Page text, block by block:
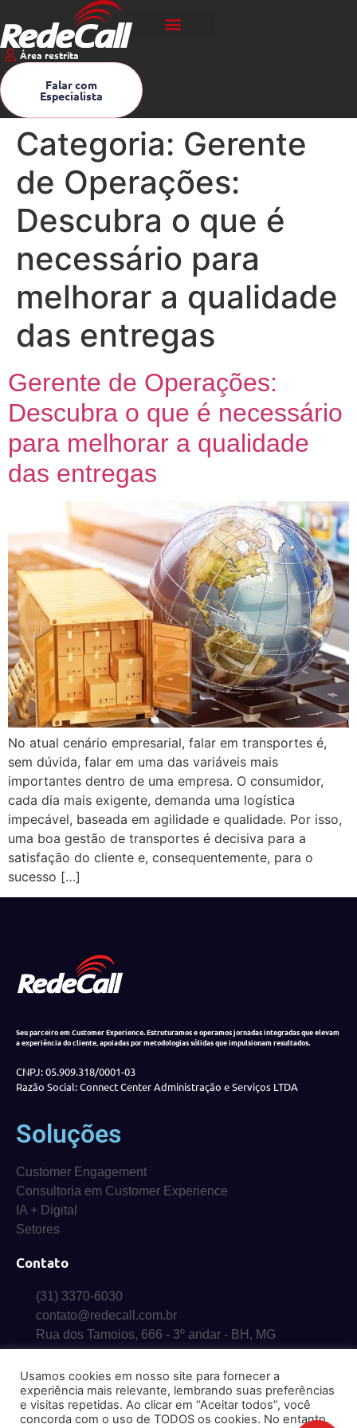
Área restrita
Falar com
Especialista
Categoria: Gerente
de Operações:
Descubra o que é
necessário para
melhorar a qualidade
das entregas
Gerente de Operações:
Descubra o que é necessário
para melhorar a qualidade
das entregas
No atual cenário empresarial, falar em transportes é,
sem dúvida, falar em uma das variáveis mais
importantes dentro de uma empresa. O consumidor,
cada dia mais exigente, demanda uma logística
impecável, baseada em agilidade e qualidade. Por isso,
uma boa gestão de transportes é decisiva para a
satisfação do cliente e, consequentemente, para o
sucesso […]
Seu parceiro em Customer Experience. Estruturamos e operamos jornadas integradas que elevam
a experiência do cliente, apoiadas por metodologias sólidas que impulsionam resultados.
CNPJ: 05.909.318/0001-03
Razão Social: Connect Center Administração e Serviços LTDA
Soluções
Customer Engagement
Consultoria em Customer Experience
IA + Digital
Setores
Contato
(31) 3370-6030
contato@redecall.com.br
Rua dos Tamoios, 666 - 3º andar - BH, MG
Usamos cookies em nosso site para fornecer a
experiência mais relevante, lembrando suas preferências
e visitas repetidas. Ao clicar em “Aceitar todos”, você
concorda com o uso de TODOS os cookies. No entanto,